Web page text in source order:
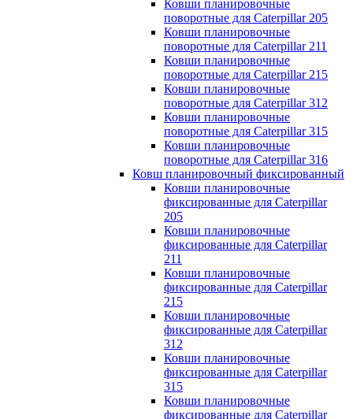
Ковши планировочные
поворотные для Caterpillar 205
Ковши планировочные
поворотные для Caterpillar 211
Ковши планировочные
поворотные для Caterpillar 215
Ковши планировочные
поворотные для Caterpillar 312
Ковши планировочные
поворотные для Caterpillar 315
Ковши планировочные
поворотные для Caterpillar 316
Ковш планировочный фиксированный
Ковши планировочные
фиксированные для Caterpillar
205
Ковши планировочные
фиксированные для Caterpillar
211
Ковши планировочные
фиксированные для Caterpillar
215
Ковши планировочные
фиксированные для Caterpillar
312
Ковши планировочные
фиксированные для Caterpillar
315
Ковши планировочные
фиксированные для Caterpillar